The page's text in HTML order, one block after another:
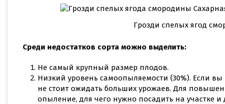
Грозди спелых ягод
Среди недостатков сорта можно выделить:
Не самый крупный размер плодов.
Низкий уровень самоопыляемости (30%). Если
не стоит ожидать больших урожаев. Для
опыление, для чего нужно посадить на участке и